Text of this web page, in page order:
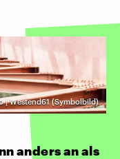
| Westend61 (Symbolbild)
anders an als